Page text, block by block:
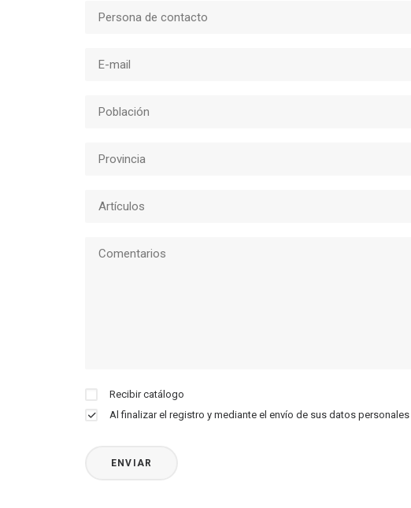
Recibir catálogo
Al finalizar el registro y mediante el envío de sus datos